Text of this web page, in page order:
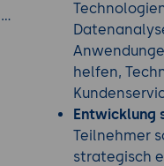
helfen,
Entwicklung
Teilnehmer
strategisch